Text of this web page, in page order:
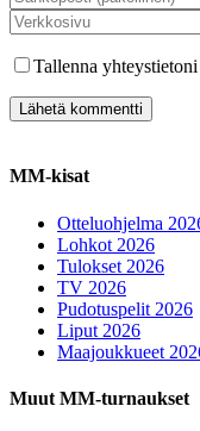
Tallenna yhteystietoni
MM-kisat
Otteluohjelma
Lohkot 2026
Tulokset 2026
TV 2026
Pudotuspelit 2026
Liput 2026
Maajoukkueet
Muut MM-turnaukset